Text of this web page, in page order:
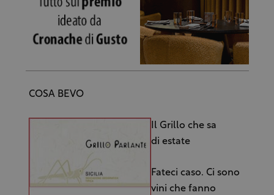
COSA BEVO
Il Grillo che sa
di estate
Fateci caso. Ci sono
vini che fanno